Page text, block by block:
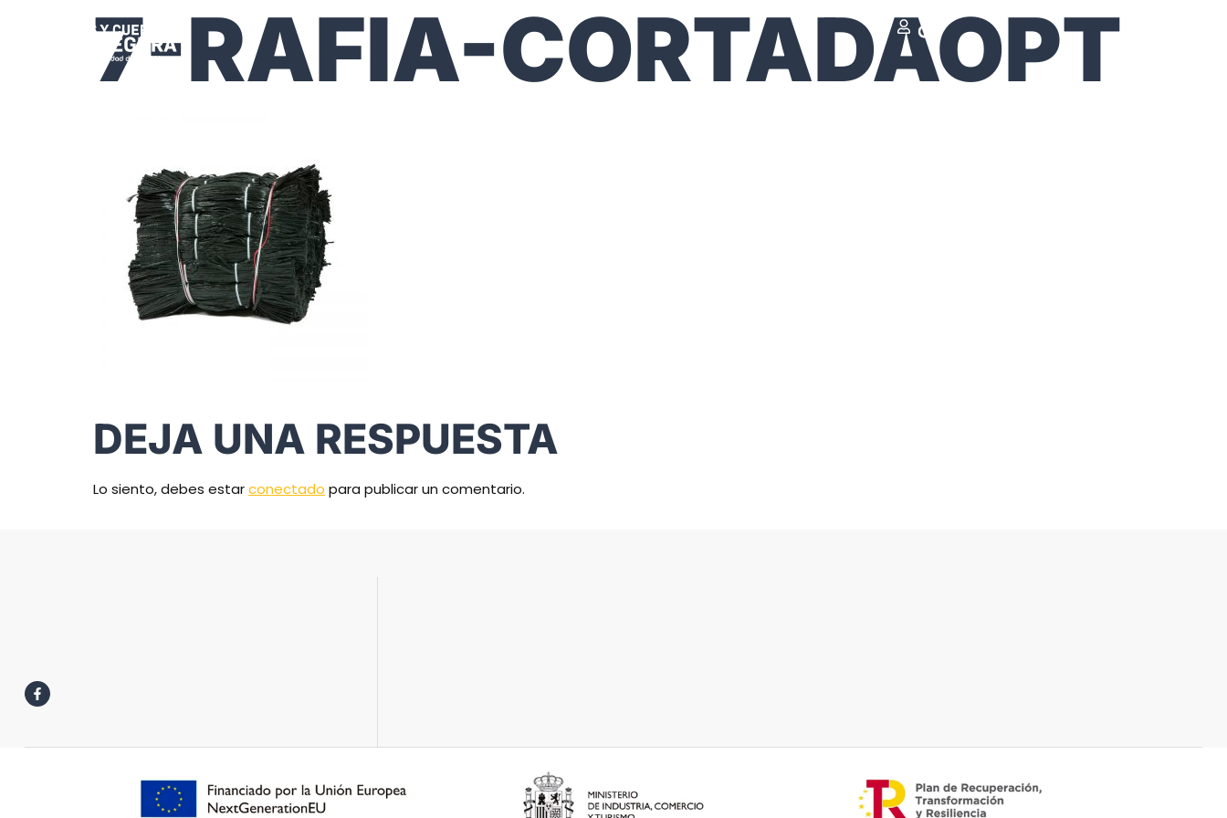
7-RAFIA-CORTADAOPT
DEJA UNA RESPUESTA
Lo siento, debes estarconectado para publicar un comentario.